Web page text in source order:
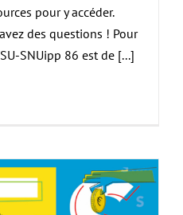
pour y accéder.
des questions ! Pour
SNUipp 86 est de [...]